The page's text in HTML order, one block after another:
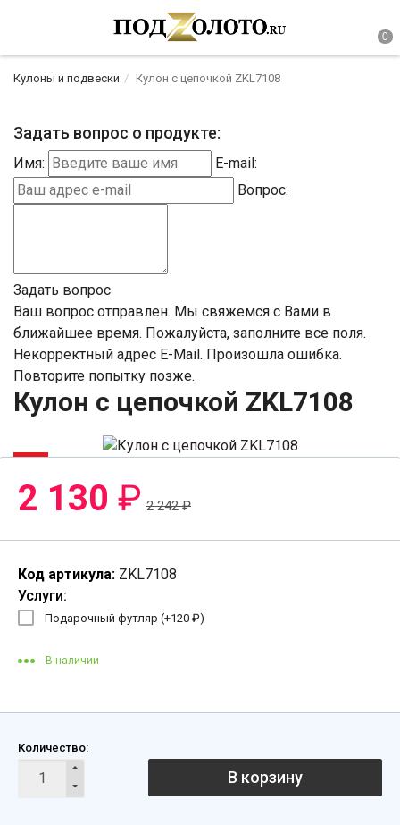
Кулоны и подвески Кулон с цепочкой ZKL7108
Задать вопрос о продукте:
Имя:
E-mail:
Вопрос:
Задать вопрос
Ваш вопрос отправлен. Мы свяжемся с Вами в
ближайшее время. Пожалуйста, заполните все поля.
Некорректный адрес E-Mail. Произошла ошибка.
Повторите попытку позже.
Кулон с цепочкой ZKL7108
-5%
2 130 ₽ 2 242₽
Код артикула: ZKL7108
Услуги:
Подарочный футляр (+120 ₽)
В наличии
Количество:
В корзину